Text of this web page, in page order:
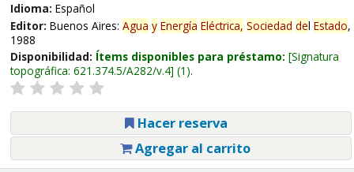
Idioma: Español
Editor: Buenos Aires: Agua y Energía Eléctrica, Sociedad del Estado,
1988
Disponibilidad: Ítems disponibles para préstamo: Signatura
topográfica: 621.374.5/A282/v.4 (1).
Hacer reserva
Agregar al carrito